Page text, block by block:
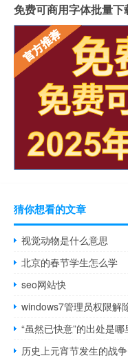
免费可商用字体批量下
猜你想看的文章
视觉动物是什么意思
北京的春节学生怎么学
seo网站快
windows7管理员权限解
“虽然已快意”的出处是哪
历史上元宵节发生的战争